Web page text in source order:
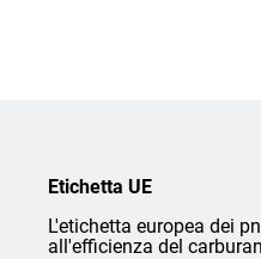
Etichetta UE
L'etichetta europea dei
all'efficienza del